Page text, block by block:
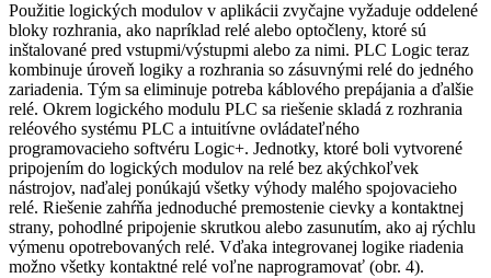
Použitie logických modulov v aplikácii zvyčajne vyžaduje oddelené
bloky rozhrania, ako napríklad relé alebo optočleny, ktoré sú
inštalované pred vstupmi/výstupmi alebo za nimi. PLC Logic teraz
kombinuje úroveň logiky a rozhrania so zásuvnými relé do jedného
zariadenia. Tým sa eliminuje potreba káblového prepájania a ďalšie
relé. Okrem logického modulu PLC sa riešenie skladá z rozhrania
reléového systému PLC a intuitívne ovládateľného
programovacieho softvéru Logic+. Jednotky, ktoré boli vytvorené
pripojením do logických modulov na relé bez akýchkoľvek
nástrojov, naďalej ponúkajú všetky výhody malého spojovacieho
relé. Riešenie zahŕňa jednoduché premostenie cievky a kontaktnej
strany, pohodlné pripojenie skrutkou alebo zasunutím, ako aj rýchlu
výmenu opotrebovaných relé. Vďaka integrovanej logike riadenia
možno všetky kontaktné relé voľne naprogramovať (obr. 4).